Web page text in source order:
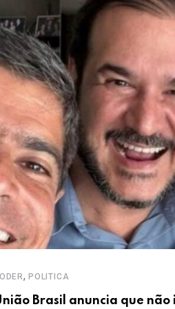
, POLITICA
Brasil anuncia que